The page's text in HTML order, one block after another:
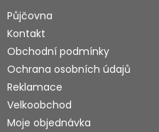
Půjčovna
Kontakt
Obchodní podmínky
Ochrana osobních údajů
Reklamace
Velkoobchod
Moje objednávka